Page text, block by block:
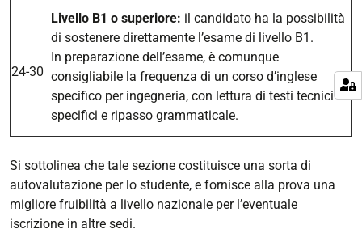
24-30
Livello B1 o superiore: il candidato ha la possibilità
di sostenere direttamente l’esame di livello B1.
In preparazione dell’esame, è comunque
consigliabile la frequenza di un corso d’inglese
specifico per ingegneria, con lettura di testi tecnici
specifici e ripasso grammaticale.
Si sottolinea che tale sezione costituisce una sorta di
autovalutazione per lo studente, e fornisce alla prova una
migliore fruibilità a livello nazionale per l’eventuale
iscrizione in altre sedi.